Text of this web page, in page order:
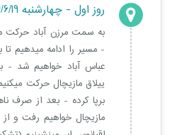
روز اول - چهارشنبه 1404/6/19
به سمت مرزن آباد حرکت
- مسیر را ادامه میدهیم
عباس آباد خواهیم شد -
ییلاق مازیچال حرکت
برپا کرده - بعد از صرف
مازیچال خواهیم رفت و از